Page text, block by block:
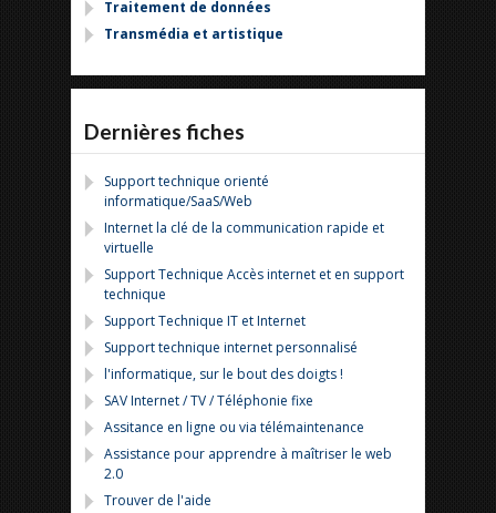
Traitement de données
Transmédia et artistique
Dernières fiches
Support technique orienté
informatique/SaaS/Web
Internet la clé de la communication rapide et
virtuelle
Support Technique Accès internet et en support
technique
Support Technique IT et Internet
Support technique internet personnalisé
l'informatique, sur le bout des doigts !
SAV Internet / TV / Téléphonie fixe
Assitance en ligne ou via télémaintenance
Assistance pour apprendre à maîtriser le web
2.0
Trouver de l'aide